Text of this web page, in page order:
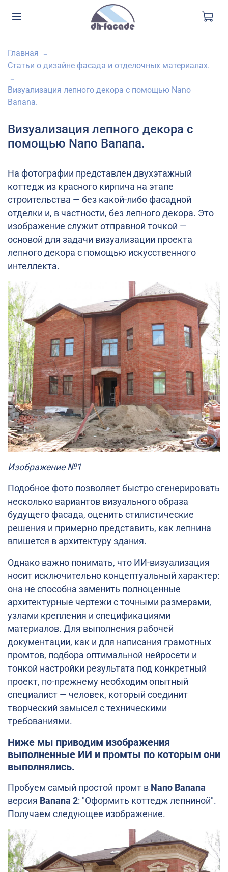
Главная
Статьи о дизайне фасада и отделочных материалах.
Визуализация лепного декора с помощью Nano
Banana.
Визуализация лепного декора с
помощью Nano Banana.
На фотографии представлен двухэтажный
коттедж из красного кирпича на этапе
строительства — без какой-либо фасадной
отделки и, в частности, без лепного декора. Это
изображение служит отправной точкой —
основой для задачи визуализации проекта
лепного декора с помощью искусственного
интеллекта.
Изображение №1
Подобное фото позволяет быстро сгенерировать
несколько вариантов визуального образа
будущего фасада, оценить стилистические
решения и примерно представить, как лепнина
впишется в архитектуру здания.
Однако важно понимать, что ИИ-визуализация
носит исключительно концептуальный характер:
она не способна заменить полноценные
архитектурные чертежи с точными размерами,
узлами крепления и спецификациями
материалов. Для выполнения рабочей
документации, как и для написания грамотных
промтов, подбора оптимальной нейросети и
тонкой настройки результата под конкретный
проект, по-прежнему необходим опытный
специалист — человек, который соединит
творческий замысел с техническими
требованиями.
Ниже мы приводим изображения
выполненные ИИ и промты по которым они
выполнялись.
Пробуем самый простой промт в Nano Banana
версия Banana 2: "Оформить коттедж лепниной".
Получаем следующее изображение.